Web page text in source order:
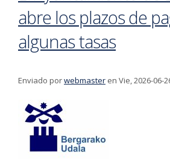
abre los plazos de
algunas tasas
Enviado porwebmaster en Vie, 2026-06-